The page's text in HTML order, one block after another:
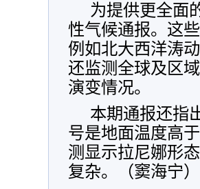
为提供更全面
性气候通报。这
例如北大西洋涛
还监测全球及区
演变情况。
本期通报还指
号是地面温度高
测显示拉尼娜形
复杂。（窦海宁）